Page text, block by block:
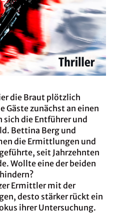
die Braut plötzlich
Gäste zunächst an einen
sich die Entführer und
Bettina Berg und
die Ermittlungen und
seit Jahrzehnten
Wollte eine der beiden
Ermittler mit der
desto stärker rückt ein
ihrer Untersuchung.